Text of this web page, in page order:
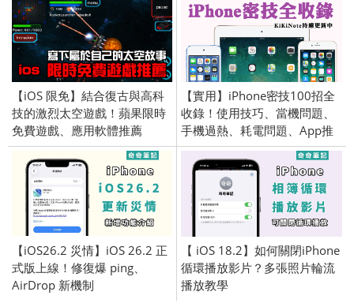
【iOS 限免】結合復古與高科
技的激烈太空遊戲！蘋果限時
免費遊戲、應用軟體推薦
(iPhone／iPad) 2016/9/5
【實用】iPhone密技100招全
收錄！使用技巧、當機問題、
手機過熱、耗電問題、App推
薦、iOS系統更新
【iOS26.2 災情】iOS 26.2 正
式版上線！修復爆 ping、
AirDrop 新機制
【 iOS 18.2】如何關閉iPhone
循環播放影片？多張照片輪流
播放教學